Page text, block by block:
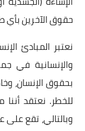
حقوق الآخرين بأي
نعتبر المبادئ
والإنسانية في
بحقوق الإنسان،
للخطر. نعتقد
وبالتالي، تقع